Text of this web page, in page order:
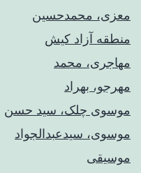
معزی، محمدحسین
منطقه آزاد کیش
مهاجری، محمد
مهرجو، بهراد
موسوی چلک، سید حسن
موسوی، سیدعبدالجواد
موسیقی